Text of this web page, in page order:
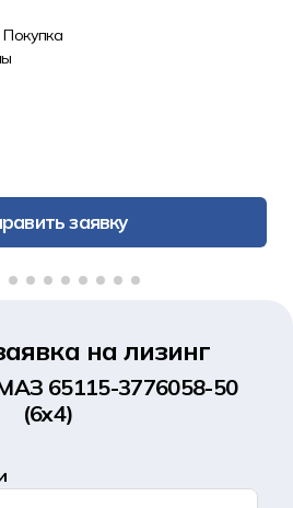
Покупка
заявку
на лизинг
65115-3776058-50
(6x4)